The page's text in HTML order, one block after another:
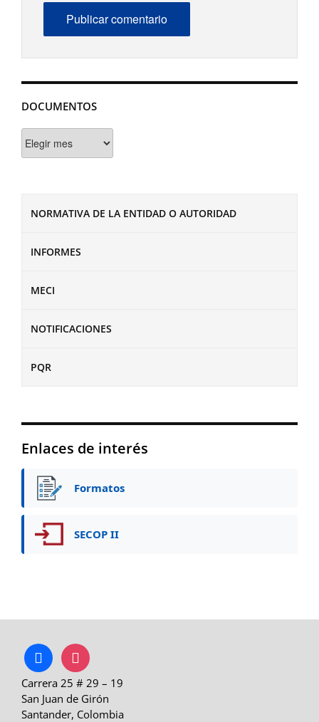
DOCUMENTOS
NORMATIVA DE LA ENTIDAD O AUTORIDAD
INFORMES
MECI
NOTIFICACIONES
PQR
Enlaces de interés
Formatos
SECOP II
facebookinstagram
Carrera 25 # 29 – 19
San Juan de Girón
Santander, Colombia